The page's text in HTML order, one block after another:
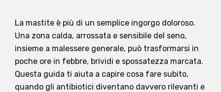
La mastite è più di un semplice ingorgo doloroso.
Una zona calda, arrossata e sensibile del seno,
insieme a malessere generale, può trasformarsi in
poche ore in febbre, brividi e spossatezza marcata.
Questa guida ti aiuta a capire cosa fare subito,
quando gli antibiotici diventano davvero rilevanti e